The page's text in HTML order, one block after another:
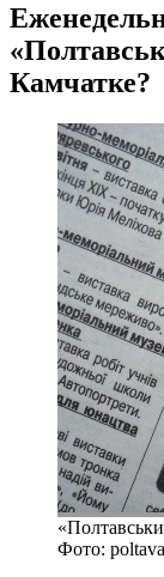
Камчатке?
Фото: